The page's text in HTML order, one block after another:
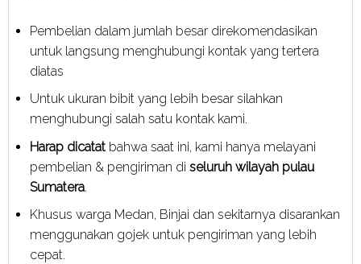
Pembelian dalam jumlah besar direkomendasikan
untuk langsung menghubungi kontak yang tertera
diatas
Untuk ukuran bibit yang lebih besar silahkan
menghubungi salah satu kontak kami.
Harap dicatatbahwa saat ini, kami hanya melayani
pembelian & pengiriman di seluruh wilayah pulau
Sumatera.
Khusus warga Medan, Binjai dan sekitarnya disarankan
menggunakan gojek untuk pengiriman yang lebih
cepat.